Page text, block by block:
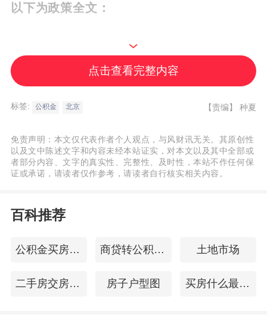
以下为政策全文：
北京住房公积金管理中心关于对受2025年汛
情影响的缴存职工给予阶段性支持的通知
北京住房公积金管理中心各管理部，各住房
公积金缴存单位、缴存人：
为落实市委市政府牢牢把握以人民为中心的
产生活秩序尽快恢复正常，抓紧修缮受损房
积金中心）对受2025年汛情影响的缴存职工
点击查看完整内容
标签: 公积金 北京 【责编】 种夏
免责声明：本文仅代表作者个人观点，与风财讯无关。其原创性
以及文中陈述文字和内容未经本站证实，对本文以及其中全部或
者部分内容、文字的真实性、完整性、及时性，本站不作任何保
证或承诺，请读者仅作参考，请读者自行核实相关内容。
百科推荐
公积金买房提取 商贷转公积金贷款 土地市场
二手房交房注意事项 房子户型图 买房什么最重要